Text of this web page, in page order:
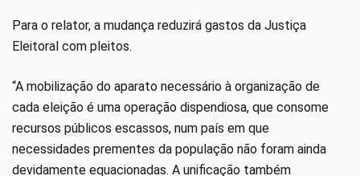
Para o relator, a mudança reduzirá gastos da Justiça
Eleitoral com pleitos.
“A mobilização do aparato necessário à organização de
cada eleição é uma operação dispendiosa, que consome
recursos públicos escassos, num país em que
necessidades prementes da população não foram ainda
devidamente equacionadas. A unificação também